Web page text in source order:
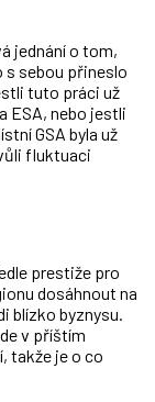
jednání o tom,
s sebou přineslo
tuto práci už
ESA, nebo jestli
GSA byla už
fluktuaci
prestiže pro
dosáhnout na
blízko byznysu.
v příštím
takže je o co